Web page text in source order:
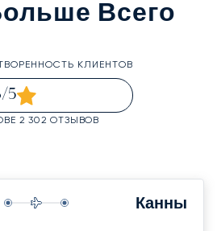
Всего
КЛИЕНТОВ
/5
2 302 ОТЗЫВОВ
Канны